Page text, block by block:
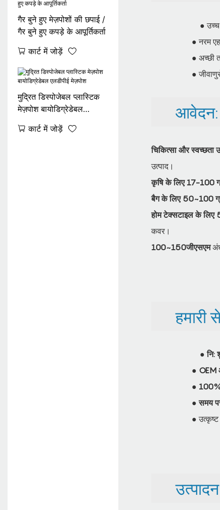
● उच्च
● नरम
● अच्छी
●
आवेदन:
चिकित्सा और
उत्पाद।
कृषि के लिए 17-100
बैग के लिए 50~100
होम टेक्सटाइल के
कवर।
100~150जीएसएम
हमारी
●नि:
●
● 100%
●समय
● उत्कृष्ट
उत्पादन
गैर बुने हुए मेज़पोशों की छपाई /
गैर बुने हुए कपड़े के आपूर्तिकर्ता
कार्ट में जोड़ें
मुद्रित डिस्पोजेबल प्लास्टिक
मेज़पोश बायोडिग्रेडेबल
कार्ट में जोड़ें